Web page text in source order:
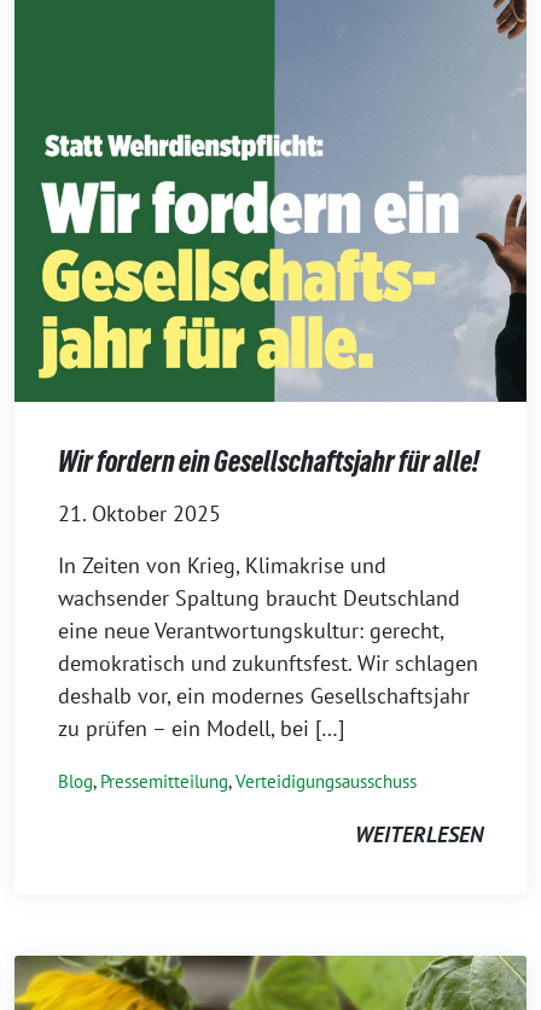
Wir fordern ein Gesellschaftsjahr für alle!
21. Oktober 2025
In Zeiten von Krieg, Klimakrise und
wachsender Spaltung braucht Deutschland
eine neue Verantwortungskultur: gerecht,
demokratisch und zukunftsfest. Wir schlagen
deshalb vor, ein modernes Gesellschaftsjahr
zu prüfen – ein Modell, bei […]
Blog, Pressemitteilung,Verteidigungsausschuss
WEITERLESEN